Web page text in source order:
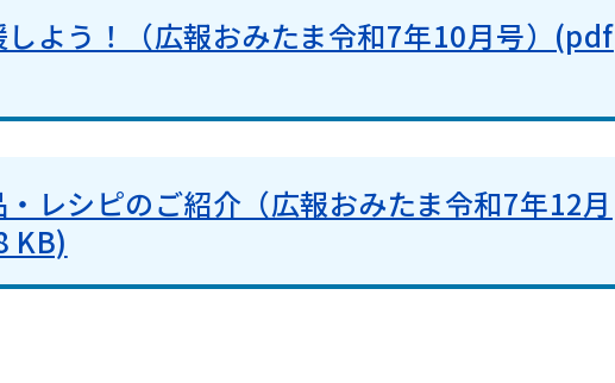
しよう！（広報おみたま令和7年10月号）(pdf
レシピのご紹介（広報おみたま令和7年12月
KB)